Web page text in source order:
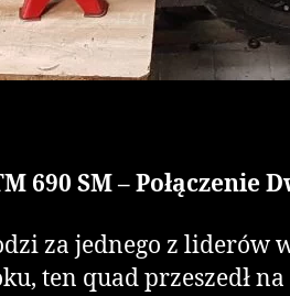
690 SM – Połączenie
za jednego z liderów
ten quad przeszedł